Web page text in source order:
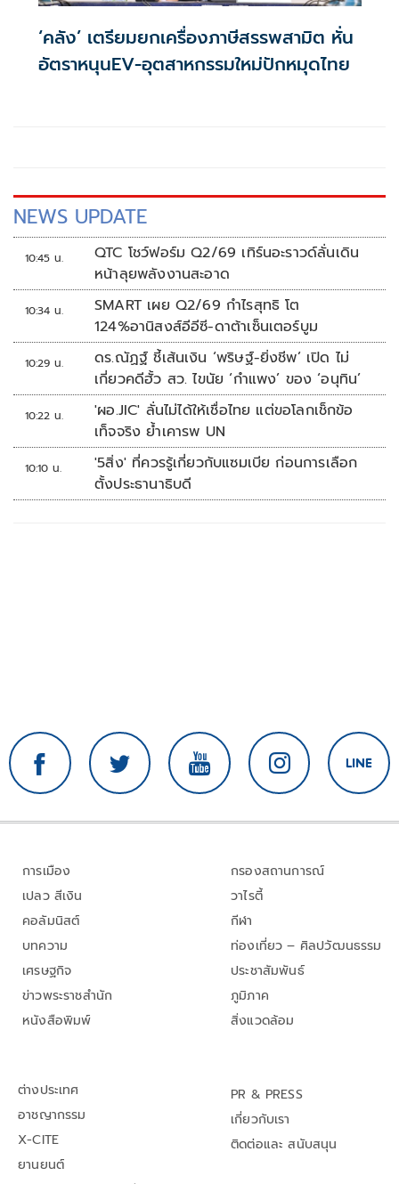
‘คลัง’ เตรียมยกเครื่องภาษีสรรพสามิต หั่น
อัตราหนุนEV-อุตสาหกรรมใหม่ปักหมุดไทย
NEWS UPDATE
10:45 น.
QTC โชว์ฟอร์ม Q2/69 เทิร์นอะราวด์ลั่นเดิน
หน้าลุยพลังงานสะอาด
10:34 น.
SMART เผย Q2/69 กำไรสุทธิ โต
124%อานิสงส์อีอีซี-ดาต้าเซ็นเตอร์บูม
10:29 น.
ดร.ณัฏฐ์ ชี้เส้นเงิน ‘พริษฐ์-ยิ่งชีพ’ เปิด ไม่
เกี่ยวคดีฮั้ว สว. ไขนัย ‘กำแพง’ ของ ‘อนุทิน’
10:22 น.
'ผอ.JIC' ลั่นไม่ได้ให้เชื่อไทย แต่ขอโลกเช็กข้อ
เท็จจริง ย้ำเคารพ UN
10:10 น.
'5สิ่ง' ที่ควรรู้เกี่ยวกับแซมเบีย ก่อนการเลือก
ตั้งประธานาธิบดี
การเมือง
เปลว สีเงิน
คอลัมนิสต์
บทความ
เศรษฐกิจ
ข่าวพระราชสำนัก
หนังสือพิมพ์
กรองสถานการณ์
วาไรตี้
กีฬา
ท่องเที่ยว – ศิลปวัฒนธรรม
ประชาสัมพันธ์
ภูมิภาค
สิ่งแวดล้อม
ต่างประเทศ
อาชญากรรม
X-CITE
ยานยนต์
PR & PRESS
เกี่ยวกับเรา
ติดต่อและ สนับสนุน